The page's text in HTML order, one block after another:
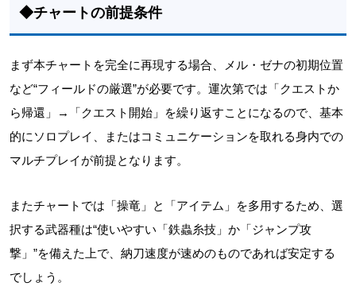
◆チャートの前提条件
まず本チャートを完全に再現する場合、メル・ゼナの初期位置
など“フィールドの厳選”が必要です。運次第では「クエストか
ら帰還」→「クエスト開始」を繰り返すことになるので、基本
的にソロプレイ、またはコミュニケーションを取れる身内での
マルチプレイが前提となります。
またチャートでは「操竜」と「アイテム」を多用するため、選
択する武器種は“使いやすい「鉄蟲糸技」か「ジャンプ攻
撃」”を備えた上で、納刀速度が速めのものであれば安定する
でしょう。